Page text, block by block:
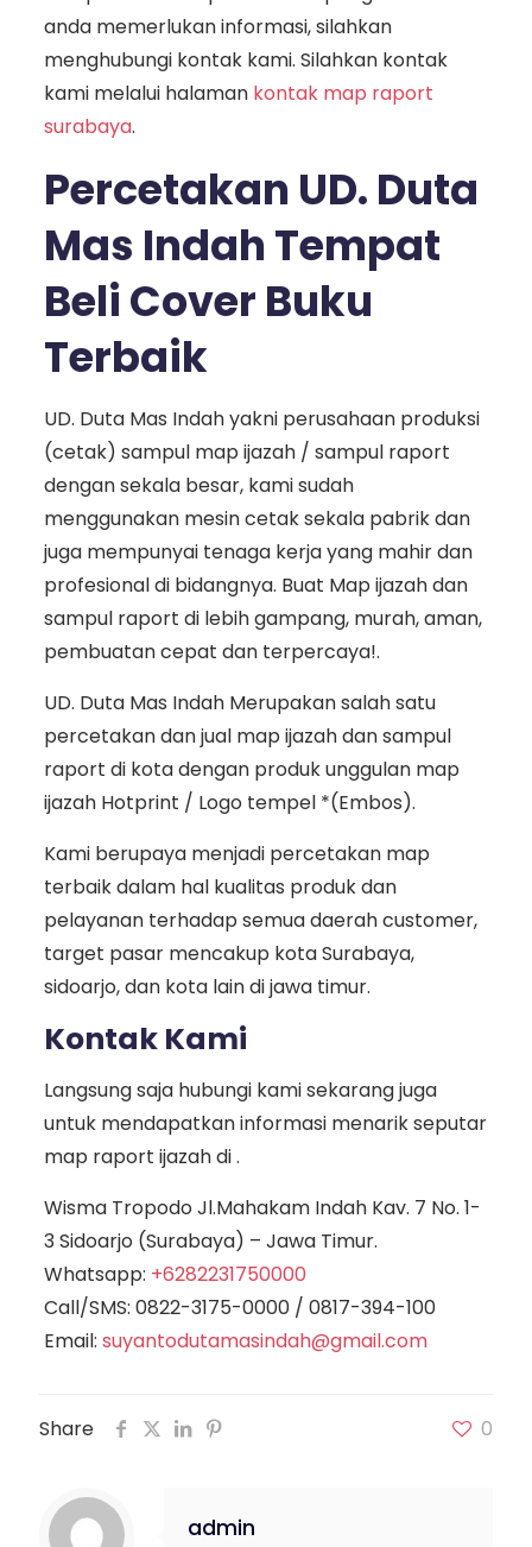
anda memerlukan informasi, silahkan
menghubungi kontak kami. Silahkan kontak
kami melalui halaman kontak map raport
surabaya.
Percetakan UD. Duta
Mas Indah Tempat
Beli Cover Buku
Terbaik
UD. Duta Mas Indah yakni perusahaan produksi
(cetak) sampul map ijazah / sampul raport
dengan sekala besar, kami sudah
menggunakan mesin cetak sekala pabrik dan
juga mempunyai tenaga kerja yang mahir dan
profesional di bidangnya. Buat Map ijazah dan
sampul raport di lebih gampang, murah, aman,
pembuatan cepat dan terpercaya!.
UD. Duta Mas Indah Merupakan salah satu
percetakan dan jual map ijazah dan sampul
raport di kota dengan produk unggulan map
ijazah Hotprint / Logo tempel *(Embos).
Kami berupaya menjadi percetakan map
terbaik dalam hal kualitas produk dan
pelayanan terhadap semua daerah customer,
target pasar mencakup kota Surabaya,
sidoarjo, dan kota lain di jawa timur.
Kontak Kami
Langsung saja hubungi kami sekarang juga
untuk mendapatkan informasi menarik seputar
map raport ijazah di .
Wisma Tropodo Jl.Mahakam Indah Kav. 7 No. 1-
3 Sidoarjo (Surabaya) – Jawa Timur.
Whatsapp: +6282231750000
Call/SMS: 0822-3175-0000/ 0817-394-100
Email: suyantodutamasindah@gmail.com
Share 0
admin